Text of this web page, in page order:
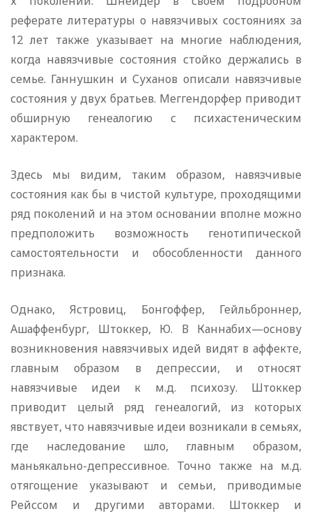
реферате литературы о навязчивых состояниях за
12 лет также указывает на многие наблюдения,
когда навязчивые состояния стойко держались в
семье. Ганнушкин и Суханов описали навязчивые
состояния у двух братьев. Меггендорфер приводит
обширную генеалогию с психастеническим
характером.
Здесь мы видим, таким образом, навязчивые
состояния как бы в чистой культуре, проходящими
ряд поколений и на этом основании вполне можно
предположить возможность генотипической
самостоятельности и обособленности данного
признака.
Однако, Ястровиц, Бонгоффер, Гейльброннер,
Ашаффенбург, Штоккер, Ю. В Каннабих—основу
возникновения навязчивых идей видят в аффекте,
главным образом в депрессии, и относят
навязчивые идеи к м.д. психозу. Штоккер
приводит целый ряд генеалогий, из которых
явствует, что навязчивые идеи возникали в семьях,
где наследование шло, главным образом,
маньякально-депрессивное. Точно также на м.д.
отягощение ука­зывают и семьи, приводимые
Рейссом и другими авторами. Штоккер и